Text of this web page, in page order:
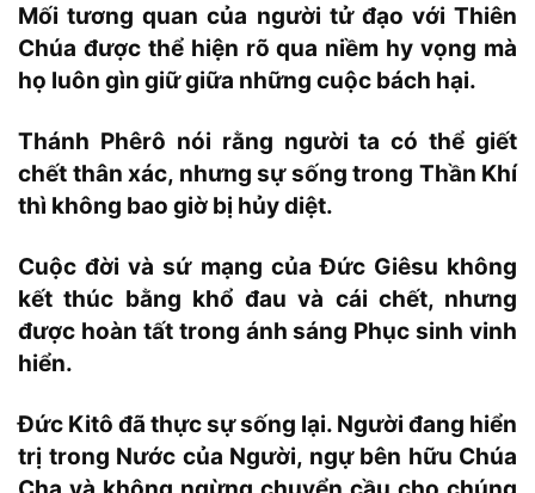
Mối tương quan của người tử đạo với Thiên
Chúa được thể hiện rõ qua niềm hy vọng mà
họ luôn gìn giữ giữa những cuộc bách hại.
Thánh Phêrô nói rằng người ta có thể giết
chết thân xác, nhưng sự sống trong Thần Khí
thì không bao giờ bị hủy diệt.
Cuộc đời và sứ mạng của Đức Giêsu không
kết thúc bằng khổ đau và cái chết, nhưng
được hoàn tất trong ánh sáng Phục sinh vinh
hiển.
Đức Kitô đã thực sự sống lại. Người đang hiển
trị trong Nước của Người, ngự bên hữu Chúa